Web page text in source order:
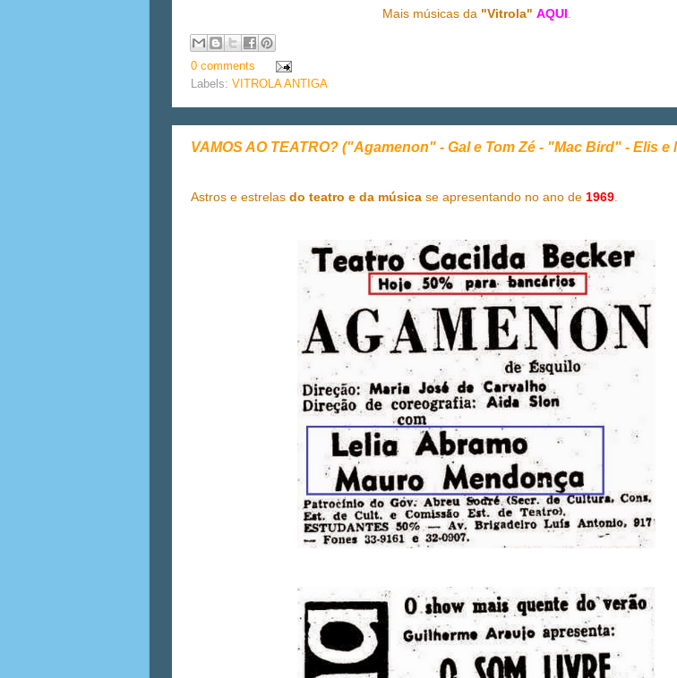
Mais músicas da "Vitrola" AQUI
0 comments
Labels: VITROLA ANTIGA
VAMOS AO TEATRO? ("Agamenon" - Gal e Tom Zé - "Mac Bird" - Elis e
Astros e estrelas do teatro e da música se apresentando no ano de 1969.